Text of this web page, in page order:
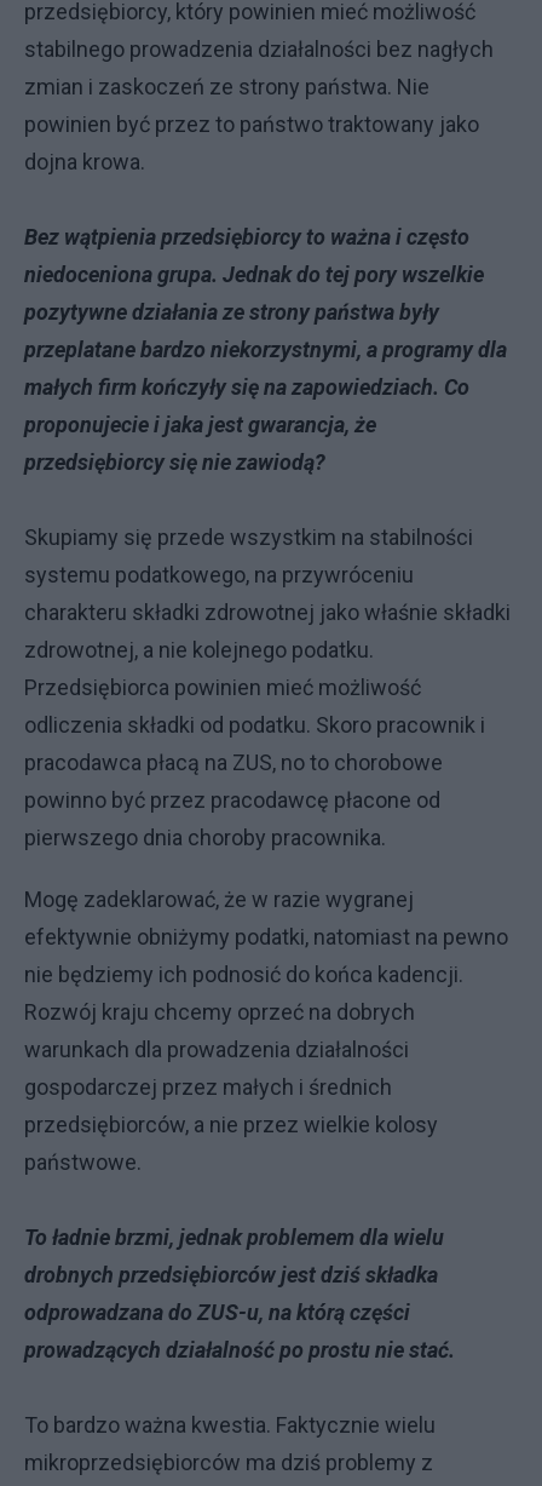
przedsiębiorcy, który powinien mieć możliwość
stabilnego prowadzenia działalności bez nagłych
zmian i zaskoczeń ze strony państwa. Nie
powinien być przez to państwo traktowany jako
dojna krowa.
Bez wątpienia przedsiębiorcy to ważna i często
niedoceniona grupa. Jednak do tej pory wszelkie
pozytywne działania ze strony państwa były
przeplatane bardzo niekorzystnymi, a programy dla
małych firm kończyły się na zapowiedziach. Co
proponujecie i jaka jest gwarancja, że
przedsiębiorcy się nie zawiodą?
Skupiamy się przede wszystkim na stabilności
systemu podatkowego, na przywróceniu
charakteru składki zdrowotnej jako właśnie składki
zdrowotnej, a nie kolejnego podatku.
Przedsiębiorca powinien mieć możliwość
odliczenia składki od podatku. Skoro pracownik i
pracodawca płacą na ZUS, no to chorobowe
powinno być przez pracodawcę płacone od
pierwszego dnia choroby pracownika.
Mogę zadeklarować, że w razie wygranej
efektywnie obniżymy podatki, natomiast na pewno
nie będziemy ich podnosić do końca kadencji.
Rozwój kraju chcemy oprzeć na dobrych
warunkach dla prowadzenia działalności
gospodarczej przez małych i średnich
przedsiębiorców, a nie przez wielkie kolosy
państwowe.
To ładnie brzmi, jednak problemem dla wielu
drobnych przedsiębiorców jest dziś składka
odprowadzana do ZUS-u, na którą części
prowadzących działalność po prostu nie stać.
To bardzo ważna kwestia. Faktycznie wielu
mikroprzedsiębiorców ma dziś problemy z